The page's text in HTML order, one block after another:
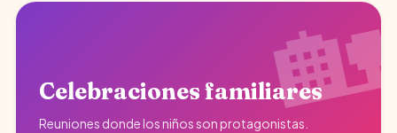
Celebraciones familiares
Reuniones donde los niños son protagonistas.